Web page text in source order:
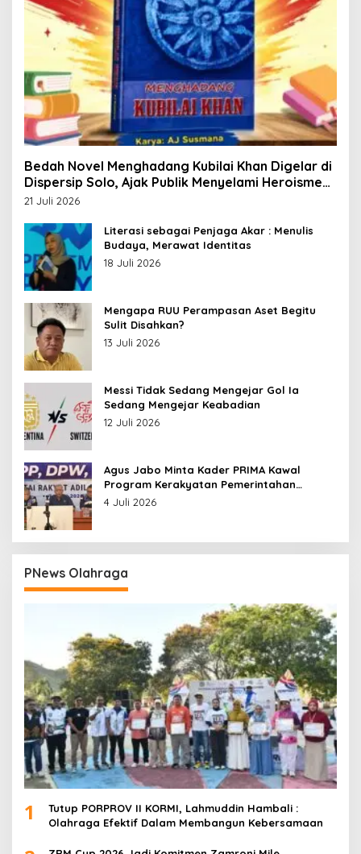
Bedah Novel Menghadang Kubilai Khan Digelar di
Dispersip Solo, Ajak Publik Menyelami Heroisme
Leluhur Nusantara
21 Juli 2026
Literasi sebagai Penjaga Akar : Menulis
Budaya, Merawat Identitas
18 Juli 2026
Mengapa RUU Perampasan Aset Begitu
Sulit Disahkan?
13 Juli 2026
Messi Tidak Sedang Mengejar Gol Ia
Sedang Mengejar Keabadian
12 Juli 2026
Agus Jabo Minta Kader PRIMA Kawal
Program Kerakyatan Pemerintahan
Prabowo
4 Juli 2026
PNews Olahraga
1
Tutup PORPROV II KORMI, Lahmuddin Hambali :
Olahraga Efektif Dalam Membangun Kebersamaan